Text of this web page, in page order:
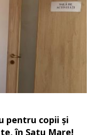
pentru copii și
în Satu Mare!